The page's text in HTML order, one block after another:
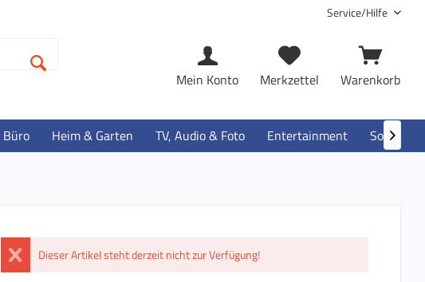
Service/Hilfe
Warenkorb
Merkzettel
Mein Konto
Büro Heim & Garten TV, Audio & Foto Entertainment Software

Dieser Artikel steht derzeit nicht zur Verfügung!